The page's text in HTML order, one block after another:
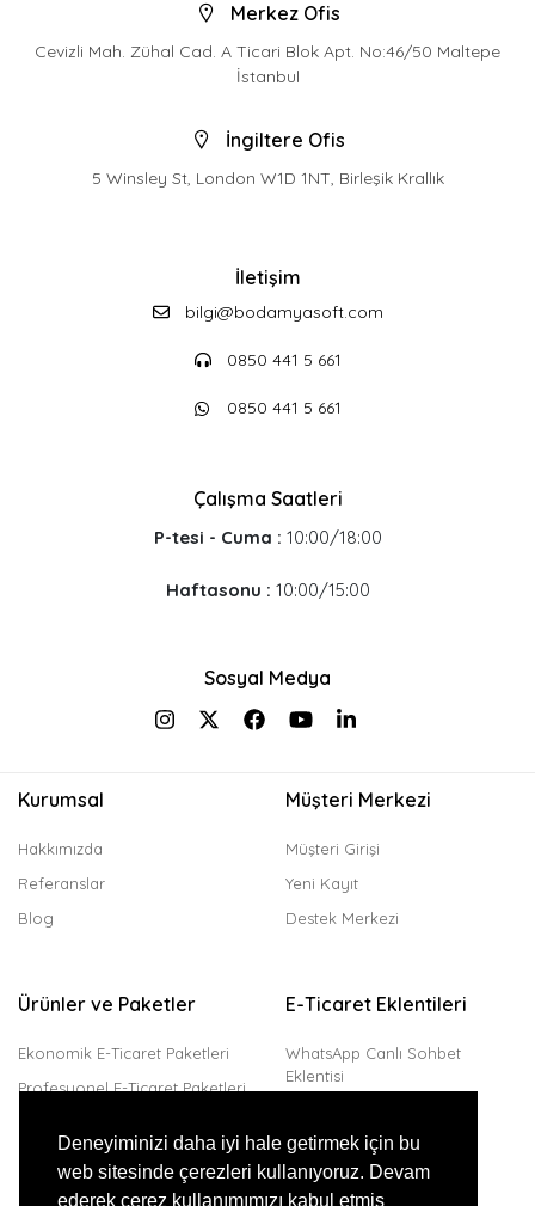
Deneyiminizi daha iyi hale getirmek için bu
web sitesinde çerezleri kullanıyoruz. Devam
ederek çerez kullanımımızı kabul etmiş
Merkez Ofis
Cevizli Mah. Zühal Cad. A Ticari Blok Apt. No:46/50 Maltepe
İstanbul
İngiltere Ofis
5 Winsley St, London W1D 1NT, Birleşik Krallık
İletişim
bilgi@bodamyasoft.com
0850 441 5 661
0850 441 5 661
Çalışma Saatleri
P-tesi - Cuma : 10:00/18:00
Haftasonu : 10:00/15:00
Sosyal Medya
Kurumsal
Hakkımızda
Referanslar
Blog
Müşteri Merkezi
Müşteri Girişi
Yeni Kayıt
Destek Merkezi
Ürünler ve Paketler
Ekonomik E-Ticaret Paketleri
Profesyonel E-Ticaret Paketleri
E-Ticaret Eklentileri
WhatsApp Canlı Sohbet
Eklentisi
Amazon Entegrasyonu
JivoChat Canlı Destek